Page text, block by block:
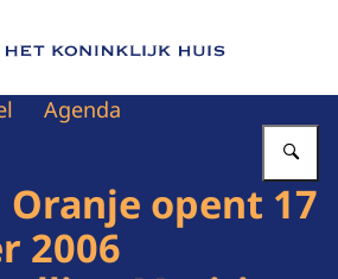
van Het Koninklijk Huis
Agenda
Oranje opent 17
2006